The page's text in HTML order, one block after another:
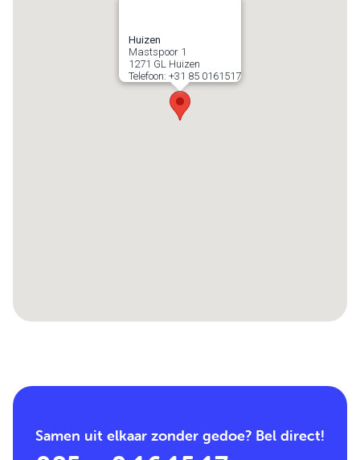
Huizen
Mastspoor 1
1271 GL Huizen
Telefoon: +31 85 0161517
Samen uit elkaar zonder gedoe? Bel direct!